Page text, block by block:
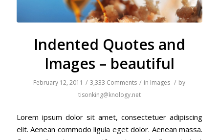
Indented Quotes and
Images – beautiful
February 12, 2011 / 3,333 Comments / in Images / by
tisonking@knology.net
Lorem ipsum dolor sit amet, consectetuer adipiscing
elit. Aenean commodo ligula eget dolor. Aenean massa.